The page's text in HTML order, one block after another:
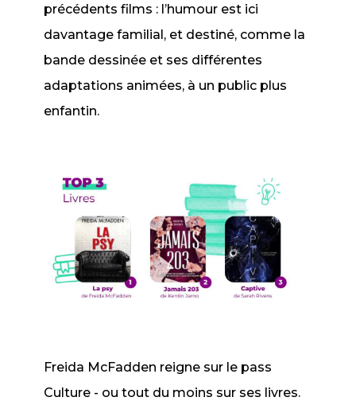
précédents films : l’humour est ici
davantage familial, et destiné, comme la
bande dessinée et ses différentes
adaptations animées, à un public plus
enfantin.
Freida McFadden reigne sur le pass
Culture - ou tout du moins sur ses livres.